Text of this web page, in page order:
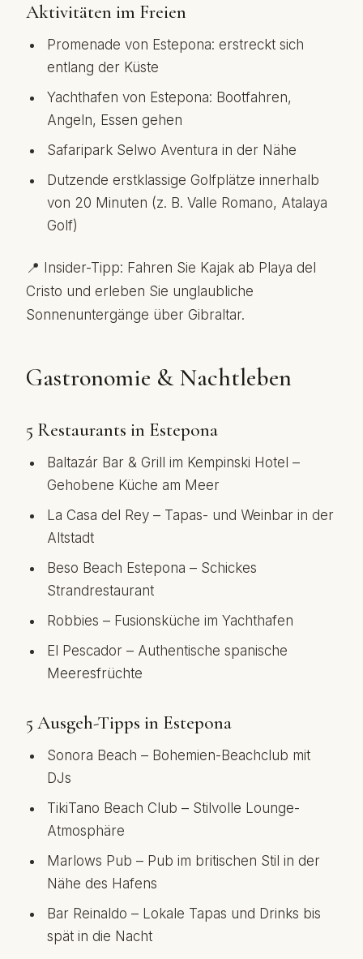
Aktivitäten im Freien
Promenade von Estepona: erstreckt sich
entlang der Küste
Yachthafen von Estepona: Bootfahren,
Angeln, Essen gehen
Safaripark Selwo Aventura in der Nähe
Dutzende erstklassige Golfplätze innerhalb
von 20 Minuten (z. B. Valle Romano, Atalaya
Golf)
📍 Insider-Tipp: Fahren Sie Kajak ab Playa del
Cristo und erleben Sie unglaubliche
Sonnenuntergänge über Gibraltar.
Gastronomie & Nachtleben
5 Restaurants in Estepona
Baltazár Bar & Grill im Kempinski Hotel –
Gehobene Küche am Meer
La Casa del Rey – Tapas- und Weinbar in der
Altstadt
Beso Beach Estepona – Schickes
Strandrestaurant
Robbies – Fusionsküche im Yachthafen
El Pescador – Authentische spanische
Meeresfrüchte
5 Ausgeh-Tipps in Estepona
Sonora Beach – Bohemien-Beachclub mit
DJs
TikiTano Beach Club – Stilvolle Lounge-
Atmosphäre
Marlows Pub – Pub im britischen Stil in der
Nähe des Hafens
Bar Reinaldo – Lokale Tapas und Drinks bis
spät in die Nacht